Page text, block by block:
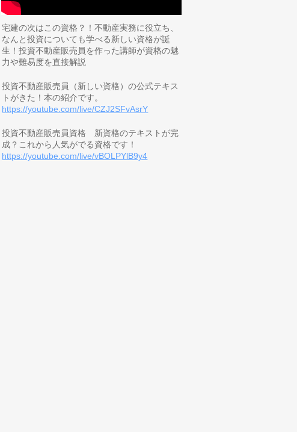
宅建の次はこの資格？！不動産実務に役立ち、
なんと投資についても学べる新しい資格が誕
生！投資不動産販売員を作った講師が資格の魅
力や難易度を直接解説
投資不動産販売員（新しい資格）の公式テキス
トがきた！本の紹介です。
https://youtube.com/live/CZJ2SFvAsrY
投資不動産販売員資格 新資格のテキストが完
成？これから人気がでる資格です！
https://youtube.com/live/vBOLPYlB9y4